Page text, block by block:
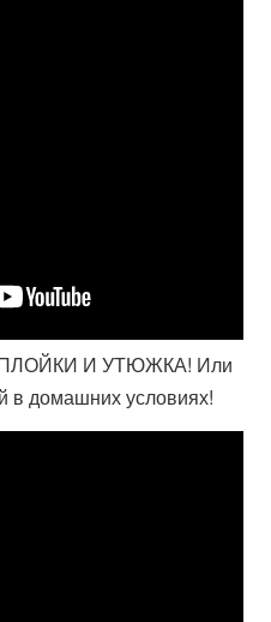
ПЛОЙКИ И УТЮЖКА! Или
в домашних условиях!